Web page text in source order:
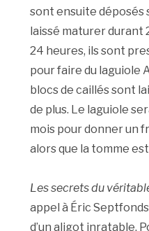
sont ensuite déposés
laissé maturer durant
24 heures, ils sont
pour faire du laguiole
blocs de caillés sont
de plus. Le laguiole
mois pour donner un
alors que la tomme
Les secrets du
appel à Éric
d’un aligot inratable.